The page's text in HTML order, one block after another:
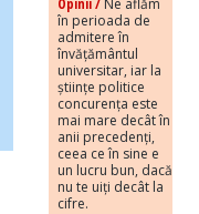
în perioada de
admitere în
învățământul
universitar, iar la
științe politice
concurența este
mai mare decât în
anii precedenți,
ceea ce în sine e
un lucru bun, dacă
nu te uiți decât la
cifre.